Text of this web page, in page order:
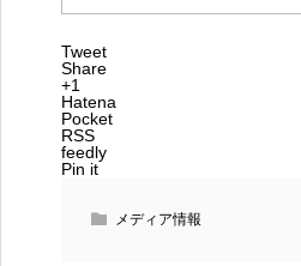
Tweet
Share
+1
Hatena
Pocket
RSS
feedly
Pin it
メディア情報